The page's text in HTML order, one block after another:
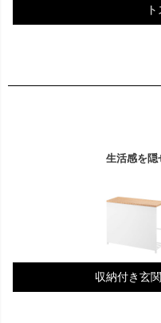
生活感を隠
収納付き玄